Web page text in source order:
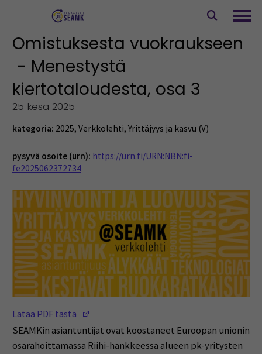
Omistuksesta vuokraukseen
- Menestystä
kiertotaloudesta, osa 3
25 kesä 2025
kategoria: 2025, Verkkolehti, Yrittäjyys ja kasvu (V)
pysyvä osoite (urn): https://urn.fi/URN:NBN:fi-
fe2025062372734
Lataa PDF tästä
SEAMKin asiantuntijat ovat koostaneet Euroopan unionin
osarahoittamassa Riihi-hankkeessa alueen pk-yritysten